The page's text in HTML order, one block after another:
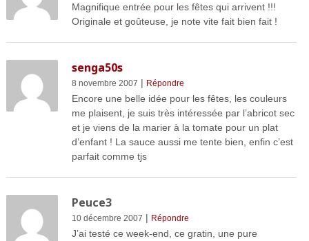
Magnifique entrée pour les fêtes qui arrivent !!!
Originale et goûteuse, je note vite fait bien fait !
senga50s
8 novembre 2007 | Répondre
Encore une belle idée pour les fêtes, les couleurs
me plaisent, je suis très intéressée par l’abricot sec
et je viens de la marier à la tomate pour un plat
d’enfant ! La sauce aussi me tente bien, enfin c’est
parfait comme tjs
Peuce3
10 décembre 2007 | Répondre
J’ai testé ce week-end, ce gratin, une pure